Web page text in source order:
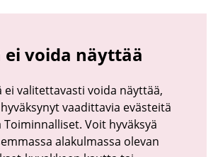
ei voida näyttää
ei valitettavasti voida näyttää,
vaadittavia evästeitä
Voit hyväksyä
alakulmassa olevan